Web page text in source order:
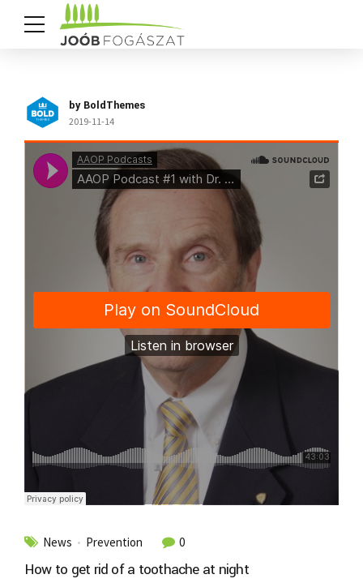
by BoldThemes
2019-11-14
News Prevention 0
How to get rid of a toothache at night